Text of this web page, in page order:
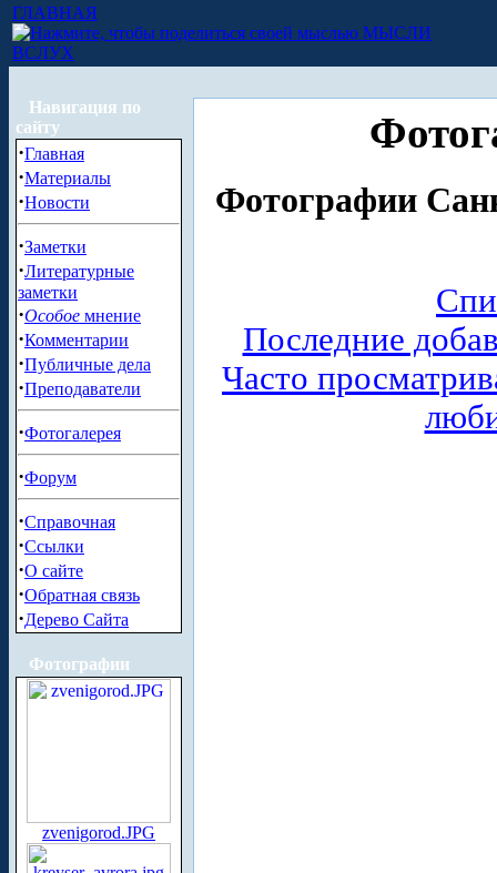
ГЛАВНАЯ
МЫСЛИ
ВСЛУХ
Навигация по
сайту
·Главная
·Материалы
·Новости
·Заметки
·Литературные
заметки
·Особое мнение
·Комментарии
·Публичные дела
·Преподаватели
·Фотогалерея
·Форум
·Справочная
·Ссылки
·О сайте
·Обратная связь
·Дерево Сайта
Фотографии
zvenigorod.JPG
Фотографии
Последние
Часто